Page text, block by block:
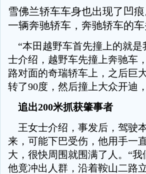
雪佛兰轿车车身也出现了凹
一辆奔驰轿车，奔驰轿车的车
“本田越野车首先撞上的就是
士介绍，越野车先撞上奔驰车
路对面的奇瑞轿车上，之后巨
转了90度，然后撞上大众开迪
追出200米抓获肇事者
王女士介绍，事发后，驾驶
来，可能下巴受伤，他用手一
大，很快周围就围满了人。“
他竟冲出人群，沿着鞍山二路